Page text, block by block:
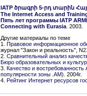
IATP ծրագրի 5-րդ տարին
The Internet Access and
Пять лет программы IATP
Connecting with Eurasia. 2003.
Другие материалы по теме
1.
Правовое информационное
журнал "Закон и реальность",
2. Сравнительный анализ
Бюро образовательных и
3. Качество и
популярности зоны .AM). 2004г.
4. Рейтинг Интернет ресурсов